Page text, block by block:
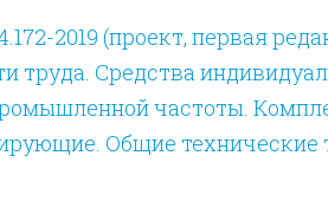
2019 (проект, первая
труда. Средства
частоты.
Общие технические